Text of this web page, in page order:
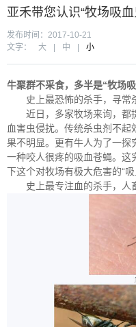
亚禾带您认识“牧场吸血
发布时间：2017-10-21
文字：
大 中 小
牛聚群不采食，多半是“牧场
史上最恐怖的杀手，寻常
近日，多家牧场来询，都
血害虫侵扰。传统杀虫剂不
果不明显。更有牛人为了一
一种咬人很疼的吸血苍蝇。这
下这个对牧场有极大危害的“
史上最专注血的杀手，人